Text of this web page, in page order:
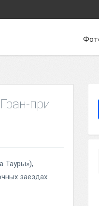
при
Тауры»),
заездах